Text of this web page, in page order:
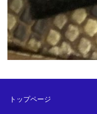
トップページ